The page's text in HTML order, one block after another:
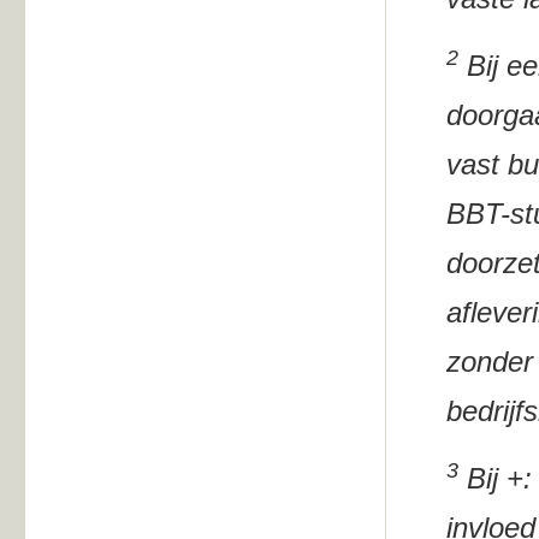
gebruik
Voorzien
Voorzien
Voorzien
Boil-off
2 Bij
vast
BBT-
3 Bij